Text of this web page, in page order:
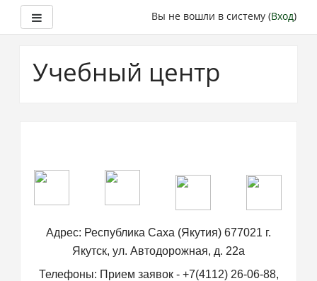
основному
Вы не вошли в систему (Вход)
Учебный центр
Адрес: Республика Саха (Якутия) 677021 г.
Якутск, ул. Автодорожная, д. 22а
Телефоны: Прием заявок - +7(4112) 26-06-88,